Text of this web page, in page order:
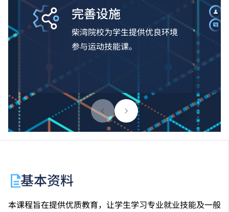
完善设施
柴湾院校为学生提供优良环境
参与运动技能课。
基本资料
本课程旨在提供优质教育，让学生学习专业就业技能及一般